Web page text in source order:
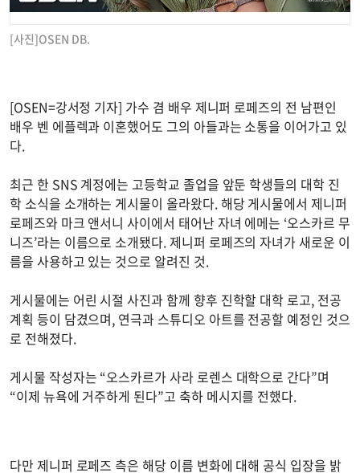
[사진]OSEN DB.
[OSEN=강서정 기자] 가수 겸 배우 제니퍼 로페즈의 전 남편인
배우 벤 에플렉과 이혼했어도 그의 아들과는 소통을 이어가고 있
다.
최근 한 SNS 계정에는 고등학교 졸업을 앞둔 학생들의 대학 진
학 소식을 소개하는 게시물이 올라왔다. 해당 게시물에서 제니퍼
로페즈와 마크 앤서니 사이에서 태어난 자녀 에메는 ‘오스카르 무
니즈’라는 이름으로 소개됐다. 제니퍼 로페즈의 자녀가 새로운 이
름을 사용하고 있는 것으로 알려진 것.
게시물에는 어린 시절 사진과 함께 향후 진학할 대학 로고, 전공
계획 등이 담겼으며, 연극과 스튜디오 아트를 전공할 예정인 것으
로 전해졌다.
게시물 작성자는 “오스카르가 사라 로렌스 대학으로 간다”며
“이제 뉴욕에 거주하게 된다”고 축하 메시지를 전했다.
다만 제니퍼 로페즈 측은 해당 이름 변화에 대해 공식 입장을 밝